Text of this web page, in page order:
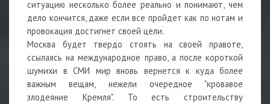
ситуацию несколько более реально и понимают, чем
дело кончится, даже если все пройдет как по нотам и
провокация достигнет своей цели.
Москва будет твердо стоять на своей правоте,
ссылаясь на международное право, а после короткой
шумихи в СМИ мир вновь вернется к куда более
важным вещам, нежели очередное "кровавое
злодеяние Кремля". То есть строительству